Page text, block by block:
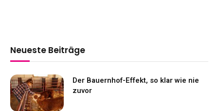
Neueste Beiträge
Der Bauernhof-Effekt, so klar wie nie
zuvor